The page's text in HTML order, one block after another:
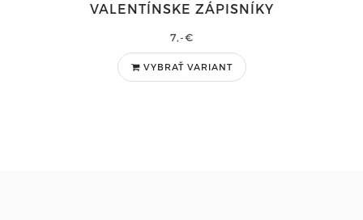
VALENTÍNSKE ZÁPISNÍKY
7,-€
VYBRAŤ VARIANT